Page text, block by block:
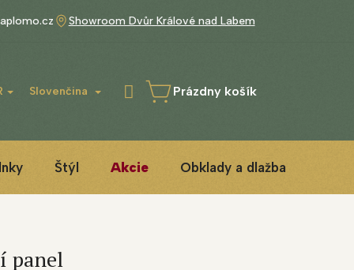
Showroom Dvůr Králové nad Labem
Slovenčina
NÁKUPNÝ
Prázdny košík
Štýl Akcie Obklady a dlažba
panel